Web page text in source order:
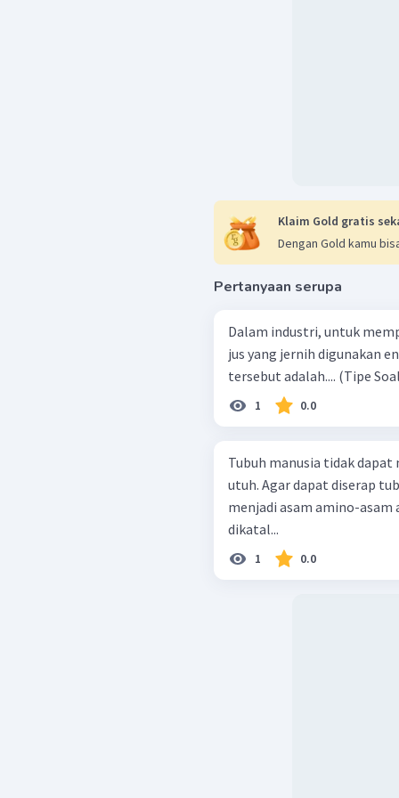
Klaim Gold gratis
Dengan Gold kamu
Pertanyaan serupa
Dalam industri, untuk
jus yang jernih digunakan
tersebut
1 0.0
Tubuh manusia tidak
utuh. Agar dapat diserap
menjadi asam amino-asam
dikatal...
1 0.0